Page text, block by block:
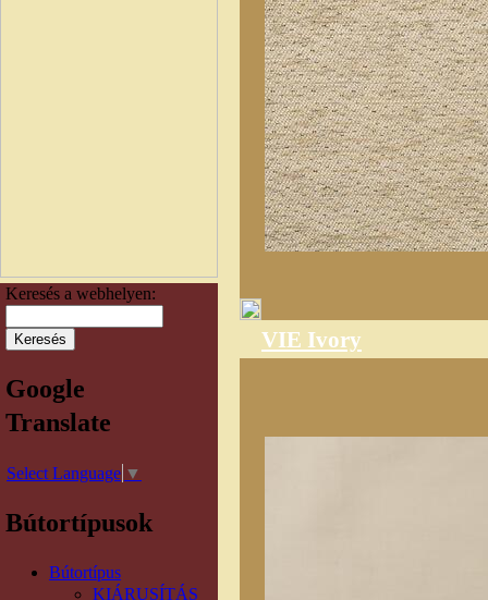
Keresés a webhelyen:
Google
Translate
Select Language ▼
Bútortípusok
Bútortípus
KIÁRUSÍTÁS
VIE Ivory